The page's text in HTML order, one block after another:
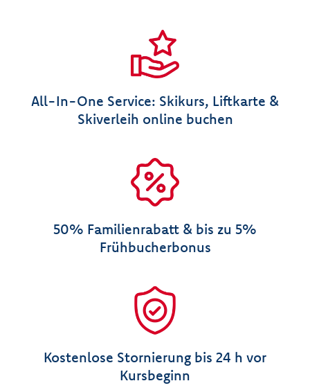
All-In-One Service: Skikurs, Liftkarte &
Skiverleih online buchen
50% Familienrabatt & bis zu 5%
Frühbucherbonus
Kostenlose Stornierung bis 24 h vor
Kursbeginn